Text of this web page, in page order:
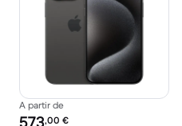
A partir de
Preço recondicionado:
,00 €